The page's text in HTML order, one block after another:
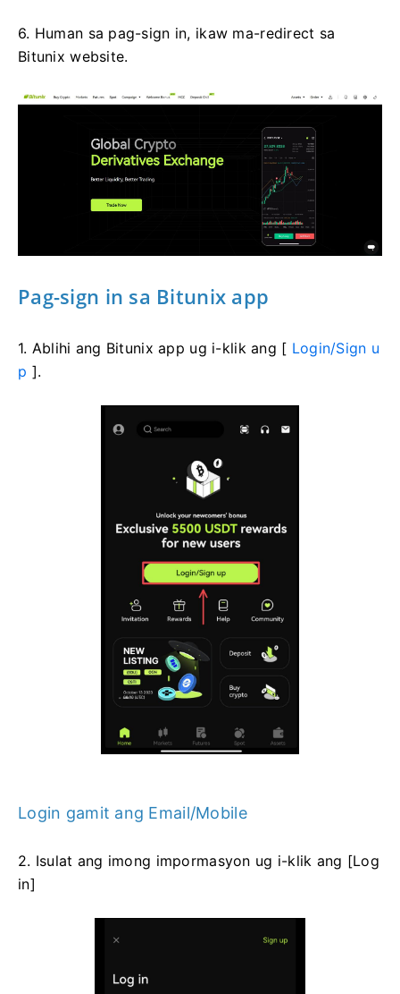
6. Human sa pag-sign in, ikaw ma-redirect sa
Bitunix website.
Pag-sign in sa Bitunix app
1. Ablihi ang Bitunix app ug i-klik ang [ Login/Sign u
p ].
Login gamit ang Email/Mobile
2. Isulat ang imong impormasyon ug i-klik ang [Log
in]